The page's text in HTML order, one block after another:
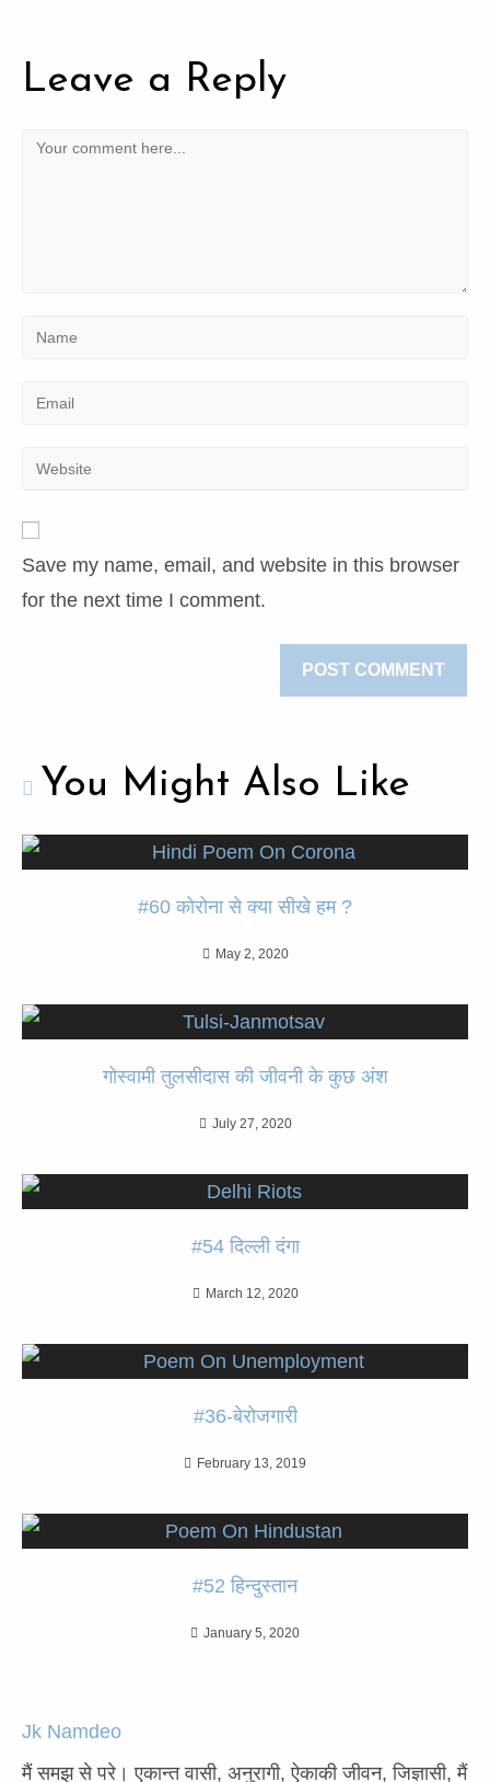
Leave a Reply
Save my name, email, and website in this browser
for the next time I comment.
You Might Also Like
#60 कोरोना से क्या सीखे हम ?
May 2, 2020
गोस्वामी तुलसीदास की जीवनी के कुछ अंश
July 27, 2020
#54 दिल्ली दंगा
March 12, 2020
#36-बेरोजगारी
February 13, 2019
#52 हिन्दुस्तान
January 5, 2020
Jk Namdeo
मैं समझ से परे। एकान्त वासी, अनुरागी, ऐकाकी जीवन, जिज्ञासी, मैं